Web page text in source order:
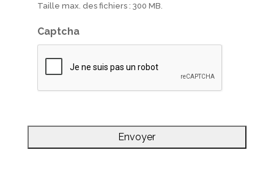
Taille max. des fichiers : 300 MB.
Captcha